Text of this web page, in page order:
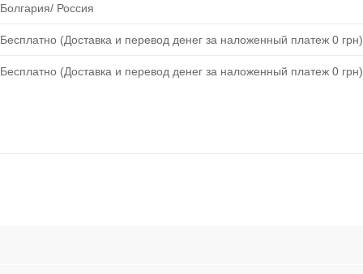
Болгария/ Россия
Бесплатно (Доставка и перевод денег за наложенный платеж 0 грн)
Бесплатно (Доставка и перевод денег за наложенный платеж 0 грн)